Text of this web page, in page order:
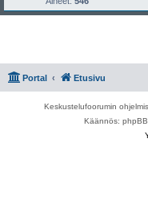
Portal Etusivu
Keskustelufoorumin
Käännös: